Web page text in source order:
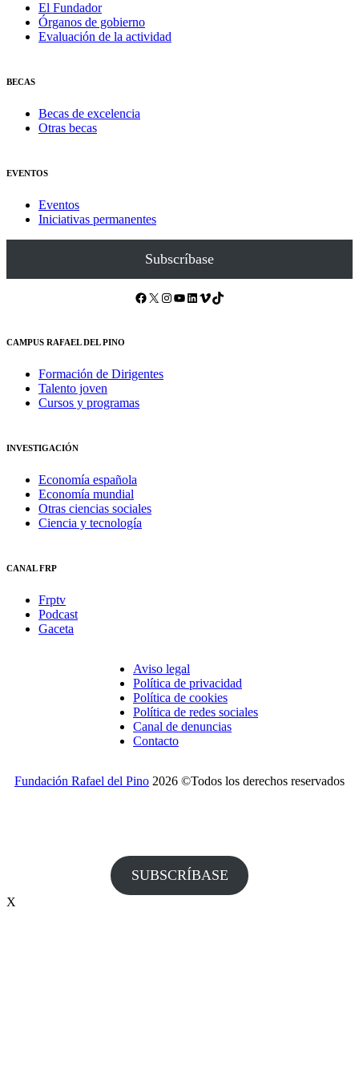
El Fundador
Órganos de gobierno
Evaluación de la actividad
BECAS
Becas de excelencia
Otras becas
EVENTOS
Eventos
Iniciativas permanentes
Subscríbase
Facebook X Instagram YouTube LinkedIn Vimeo TikTok
CAMPUS RAFAEL DEL PINO
Formación de Dirigentes
Talento joven
Cursos y programas
INVESTIGACIÓN
Economía española
Economía mundial
Otras ciencias sociales
Ciencia y tecnología
CANAL FRP
Frptv
Podcast
Gaceta
Aviso legal
Política de privacidad
Política de cookies
Política de redes sociales
Canal de denuncias
Contacto
Fundación Rafael del Pino 2026 ©Todos los derechos reservados
SUBSCRÍBASE
X